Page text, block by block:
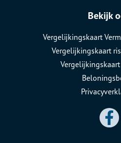
Bekijk
Vergelijkingskaart
Vergelijkingskaart